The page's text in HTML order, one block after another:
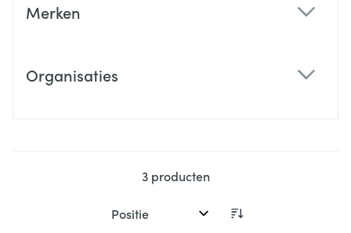
Merken
Organisaties
3producten
Sorteer op: